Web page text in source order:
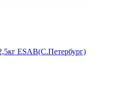
ESAB(С.Петербург)